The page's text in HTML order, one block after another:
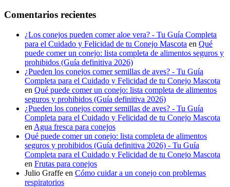
Comentarios recientes
¿Los conejos pueden comer aloe vera? - Tu Guía Completa
para el Cuidado y Felicidad de tu Conejo Mascota en Qué
puede comer un conejo: lista completa de alimentos seguros y
prohibidos (Guía definitiva 2026)
¿Pueden los conejos comer semillas de aves? - Tu Guía
Completa para el Cuidado y Felicidad de tu Conejo Mascota
en Qué puede comer un conejo: lista completa de alimentos
seguros y prohibidos (Guía definitiva 2026)
¿Pueden los conejos comer semillas de aves? - Tu Guía
Completa para el Cuidado y Felicidad de tu Conejo Mascota
en Agua fresca para conejos
Qué puede comer un conejo: lista completa de alimentos
seguros y prohibidos (Guía definitiva 2026) - Tu Guía
Completa para el Cuidado y Felicidad de tu Conejo Mascota
en Frutas para conejos
Julio Graffe en Cómo cuidar a un conejo con problemas
respiratorios